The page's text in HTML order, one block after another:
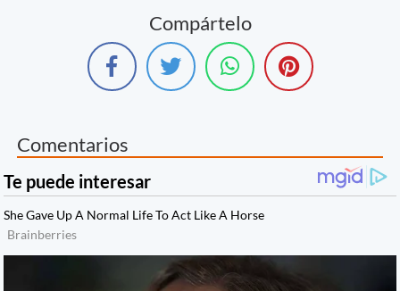
Compártelo
Comentarios